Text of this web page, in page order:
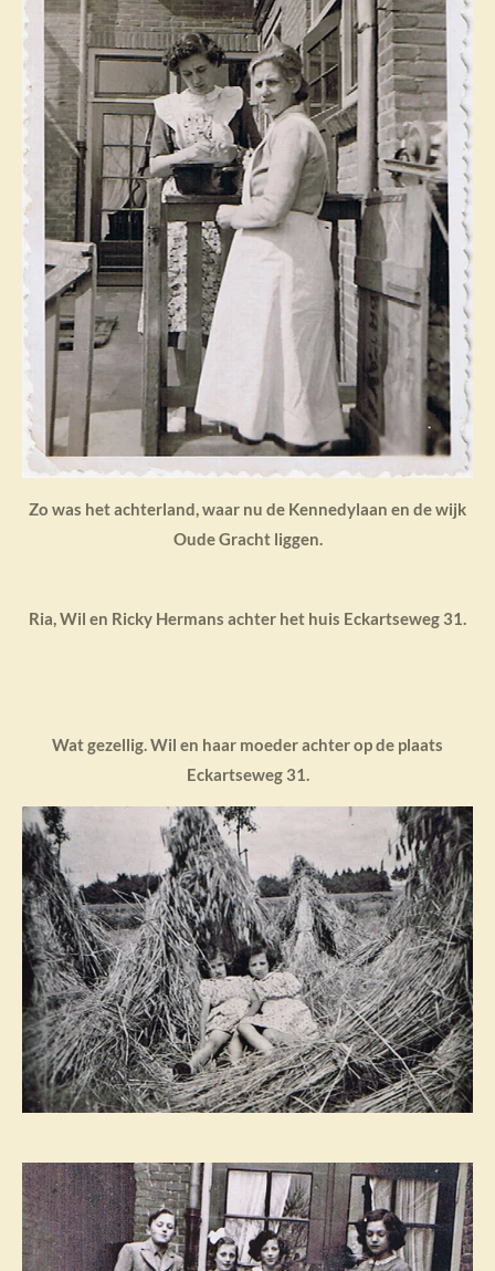
Zo was het achterland, waar nu de Kennedylaan en de wijk
Oude Gracht liggen.
Ria, Wil en Ricky Hermans achter het huis Eckartseweg 31.
Wat gezellig. Wil en haar moeder achter op de plaats
Eckartseweg 31.